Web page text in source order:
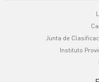
Junta de
Instituto